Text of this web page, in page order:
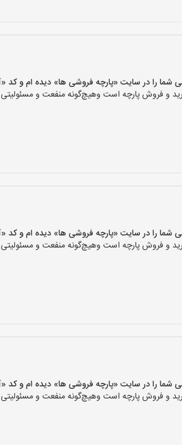
سایت «پارچه فروشی ها» دیده ام و کد «آگهی-164» را
و فروش پارچه است وهیچ‌گونه منفعت و مسئولیتی
سایت «پارچه فروشی ها» دیده ام و کد «آگهی-18» را
و فروش پارچه است وهیچ‌گونه منفعت و مسئولیتی
سایت «پارچه فروشی ها» دیده ام و کد «آگهی-17» را
و فروش پارچه است وهیچ‌گونه منفعت و مسئولیتی